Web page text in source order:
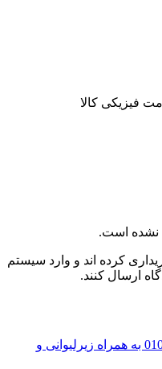
فیزیکی کالا
نشده است.
کرده اند و وارد سیستم
ارسال کنند.